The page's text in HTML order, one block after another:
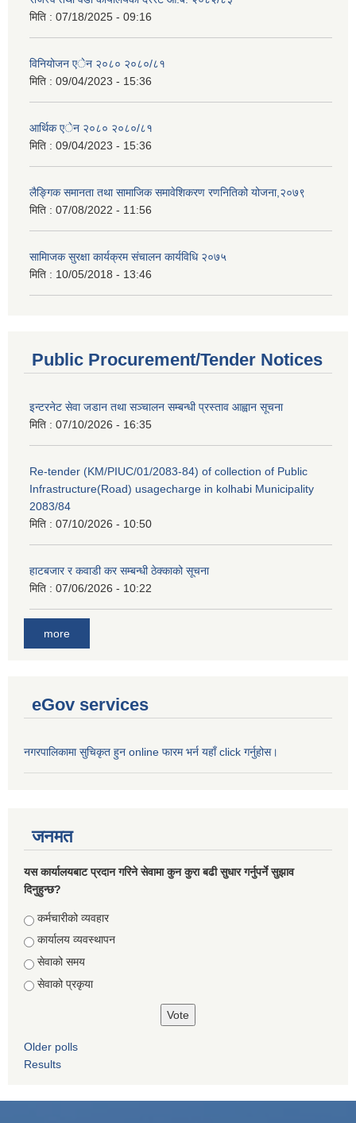
मिति : 07/18/2025 - 09:16
विनियोजन एेन २०८० २०८०/८१
मिति : 09/04/2023 - 15:36
आर्थिक एेन २०८० २०८०/८१
मिति : 09/04/2023 - 15:36
लैङ्गिक समानता तथा सामाजिक समावेशिकरण रणनितिको योजना,२०७९
मिति : 07/08/2022 - 11:56
सामािजक सुरक्षा कार्यक्रम संचालन कार्यविधि २०७५
मिति : 10/05/2018 - 13:46
Public Procurement/Tender Notices
इन्टरनेट सेवा जडान तथा सञ्चालन सम्बन्धी प्रस्ताव आह्वान सूचना
मिति : 07/10/2026 - 16:35
Re-tender (KM/PIUC/01/2083-84) of collection of Public
Infrastructure(Road) usagecharge in kolhabi Municipality
2083/84
मिति : 07/10/2026 - 10:50
हाटबजार र कवाडी कर सम्बन्धी ठेक्काको सूचना
मिति : 07/06/2026 - 10:22
more
eGov services
नगरपालिकामा सुचिकृत हुन online फारम भर्न यहाँ click गर्नुहोस।
जनमत
यस कार्यालयबाट प्रदान गरिने सेवामा कुन कुरा बढी सुधार गर्नुपर्ने सुझाव
दिनुहुन्छ?
Choices
कर्मचारीको व्यवहार
कार्यालय व्यवस्थापन
सेवाको समय
सेवाको प्रकृया
Older polls
Results